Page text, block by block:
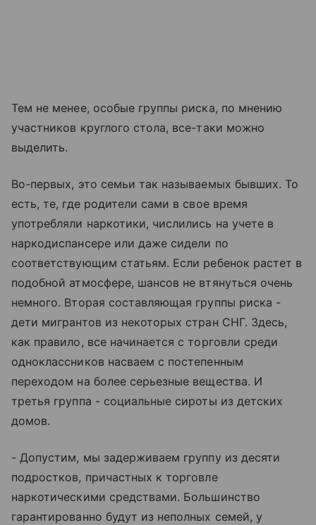
Тем не менее, особые группы риска, по мнению
участников круглого стола, все-таки можно
выделить.
Во-первых, это семьи так называемых бывших. То
есть, те, где родители сами в свое время
употребляли наркотики, числились на учете в
наркодиспансере или даже сидели по
соответствующим статьям. Если ребенок растет в
подобной атмосфере, шансов не втянуться очень
немного. Вторая составляющая группы риска -
дети мигрантов из некоторых стран СНГ. Здесь,
как правило, все начинается с торговли среди
одноклассников насваем с постепенным
переходом на более серьезные вещества. И
третья группа - социальные сироты из детских
домов.
- Допустим, мы задерживаем группу из десяти
подростков, причастных к торговле
наркотическими средствами. Большинство
гарантированно будут из неполных семей, у